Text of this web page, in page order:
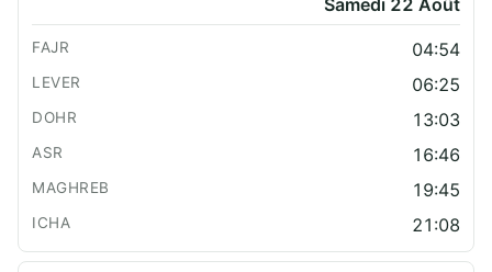
04:54
06:25
13:03
16:46
19:45
21:08